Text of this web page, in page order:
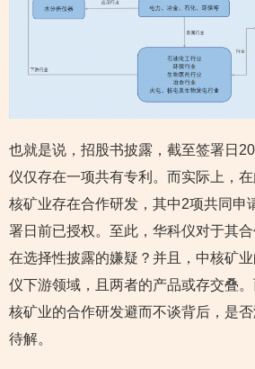
也就是说，招股书披露，截至签署日
仪仅存在一项共有专利。而实际上，
核矿业存在合作研发，其中2项共同申
署日前已授权。至此，华科仪对于其
在选择性披露的嫌疑？并且，中核矿
仪下游领域，且两者的产品或存交叠
核矿业的合作研发避而不谈背后，是
待解。